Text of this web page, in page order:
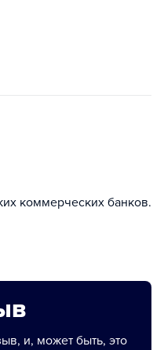
коммерческих банков.
и, может быть, это